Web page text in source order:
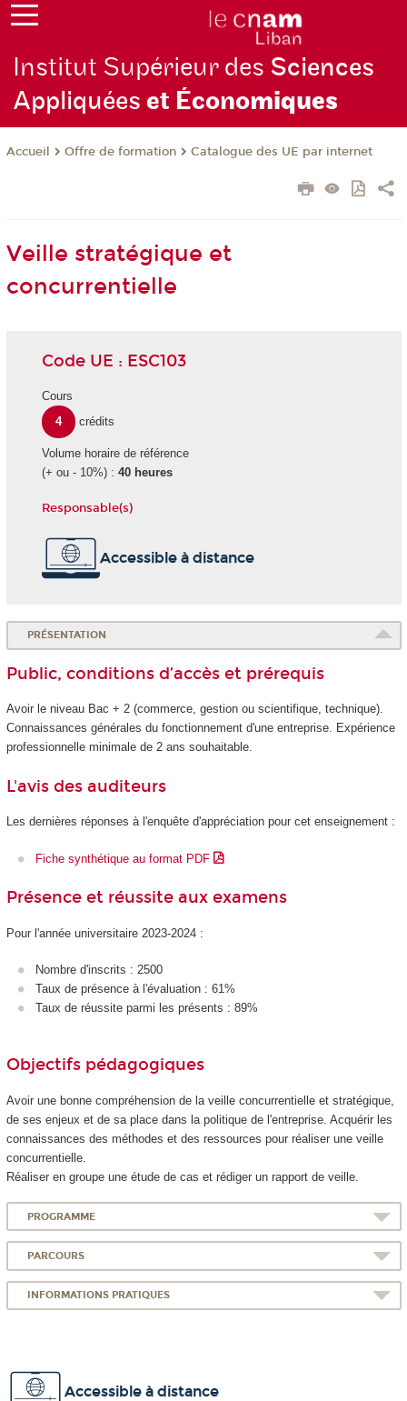
Institut Supérieur des Sciences
Appliquéeset Économiques
Accueil Offre de formation Catalogue des UE par internet
Veille stratégique et
concurrentielle
Code UE : ESC103
Cours
4
crédits
Volume horaire de référence
(+ ou - 10%) : 40 heures
Responsable(s)
Accessible à distance
PRÉSENTATION
Public, conditions d’accès et prérequis
Avoir le niveau Bac + 2 (commerce, gestion ou scientifique, technique).
Connaissances générales du fonctionnement d'une entreprise. Expérience
professionnelle minimale de 2 ans souhaitable.
L'avis des auditeurs
Les dernières réponses à l'enquête d'appréciation pour cet enseignement :
Fiche synthétique au format PDF
Présence et réussite aux examens
Pour l'année universitaire 2023-2024 :
Nombre d'inscrits : 2500
Taux de présence à l'évaluation : 61%
Taux de réussite parmi les présents : 89%
Objectifs pédagogiques
Avoir une bonne compréhension de la veille concurrentielle et stratégique,
de ses enjeux et de sa place dans la politique de l'entreprise. Acquérir les
connaissances des méthodes et des ressources pour réaliser une veille
concurrentielle.
Réaliser en groupe une étude de cas et rédiger un rapport de veille.
PROGRAMME
PARCOURS
INFORMATIONS PRATIQUES
Accessible à distance